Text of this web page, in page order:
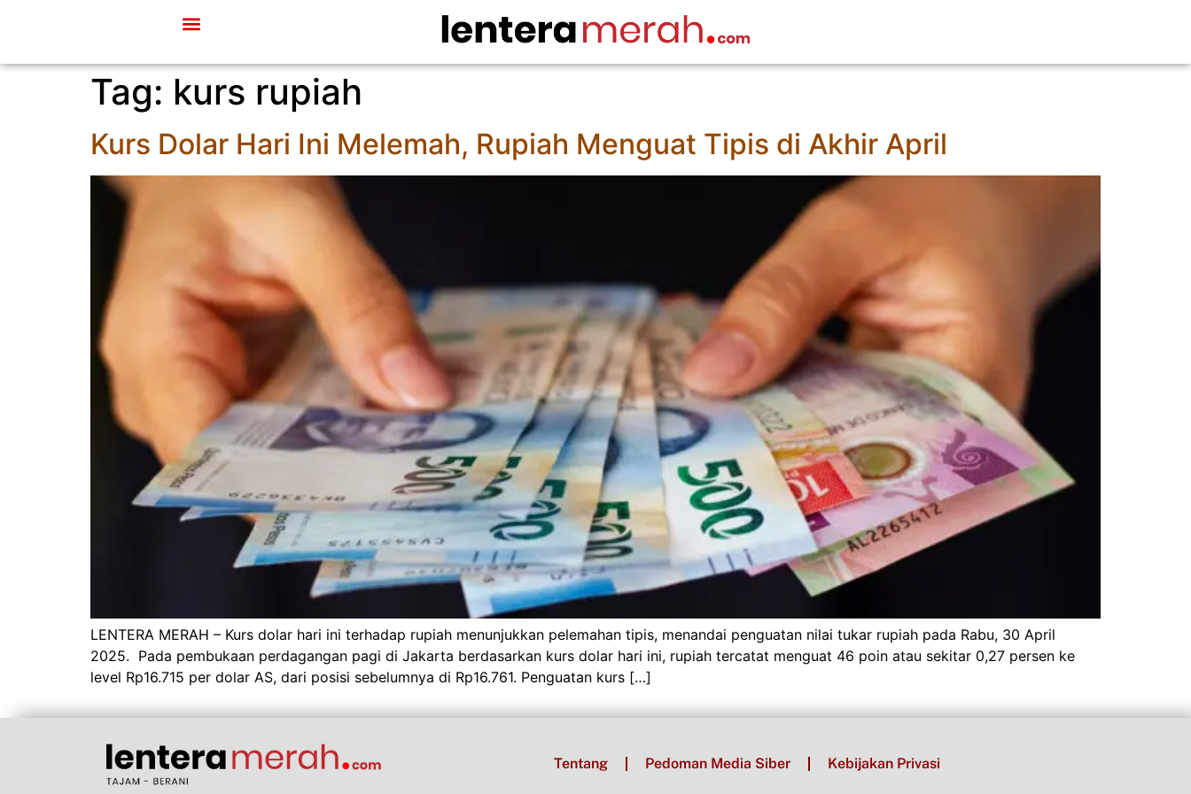
Tag: kurs rupiah
Kurs Dolar Hari Ini Melemah, Rupiah Menguat Tipis di Akhir April
LENTERA MERAH – Kurs dolar hari ini terhadap rupiah menunjukkan pelemahan tipis, menandai penguatan nilai tukar rupiah pada Rabu, 30 April
2025. Pada pembukaan perdagangan pagi di Jakarta berdasarkan kurs dolar hari ini, rupiah tercatat menguat 46 poin atau sekitar 0,27 persen ke
level Rp16.715 per dolar AS, dari posisi sebelumnya di Rp16.761. Penguatan kurs […]
Tentang Pedoman Media Siber Kebijakan Privasi